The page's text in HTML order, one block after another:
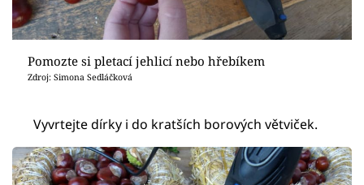
Pomozte si pletací jehlicí nebo hřebíkem
Zdroj: Simona Sedláčková
Vyvrtejte dírky i do kratších borových větviček.